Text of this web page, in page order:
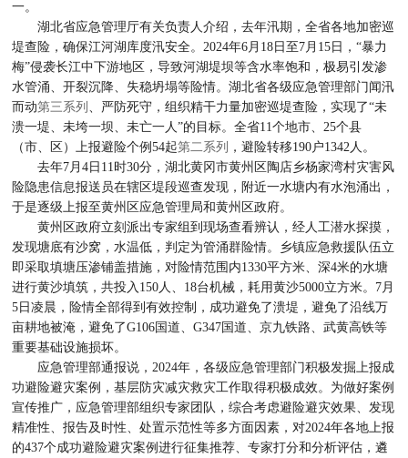
一。
湖北省应急管理厅有关负责人介绍，去年汛期，全省各地加密巡
堤查险，确保江河湖库度汛安全。2024年6月18日至7月15日，“暴力
梅”侵袭长江中下游地区，导致河湖堤坝等含水率饱和，极易引发渗
水管涌、开裂沉降、失稳坍塌等险情。湖北省各级应急管理部门闻汛
而动第三系列
、严防死守，组织精干力量加密巡堤查险，实现了“未
溃一堤、未垮一坝、未亡一人”的目标。全省11个地市、25个县
（市、区）上报避险个例54起第二系列 ，避险转移190户1342人。
去年7月4日11时30分，湖北黄冈市黄州区陶店乡杨家湾村灾害风
险隐患信息报送员在辖区堤段巡查发现，附近一水塘内有水泡涌出，
于是逐级上报至黄州区应急管理局和黄州区政府。
黄州区政府立刻派出专家组到现场查看辨认，经人工潜水探摸，
发现塘底有沙窝，水温低，判定为管涌群险情。乡镇应急救援队伍立
即采取填塘压渗铺盖措施，对险情范围内1330平方米、深4米的水塘
进行黄沙填筑，共投入150人、18台机械，耗用黄沙5000立方米。7月
5日凌晨，险情全部得到有效控制，成功避免了溃堤，避免了沿线万
亩耕地被淹，避免了G106国道、G347国道、京九铁路、武黄高铁等
重要基础设施损坏。
应急管理部通报说，2024年，各级应急管理部门积极发掘上报成
功避险避灾案例，基层防灾减灾救灾工作取得积极成效。为做好案例
宣传推广，应急管理部组织专家团队，综合考虑避险避灾效果、发现
精准性、报告及时性、处置示范性等多方面因素，对2024年各地上报
的437个成功避险避灾案例进行征集推荐、专家打分和分析评估，遴